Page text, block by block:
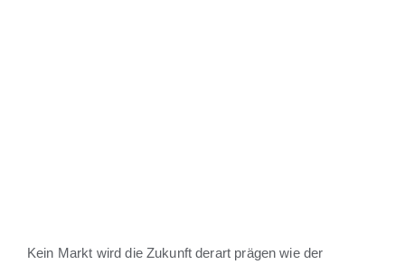
Kein Markt wird die Zukunft derart prägen wie der